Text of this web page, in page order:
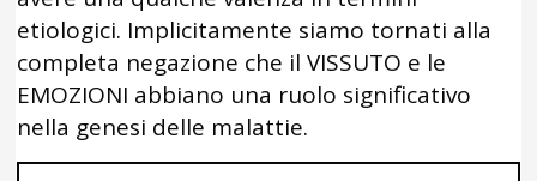
etiologici. Implicitamente siamo tornati alla
completa negazione che il VISSUTO e le
EMOZIONI abbiano una ruolo significativo
nella genesi delle malattie.